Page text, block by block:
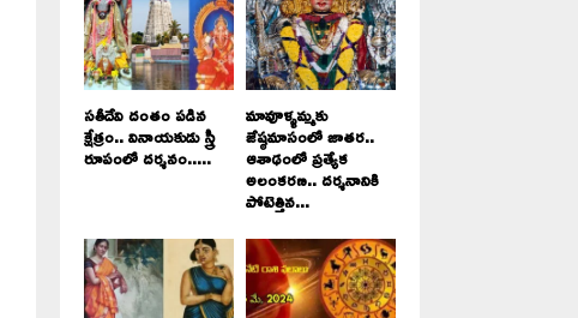
సతీదేవి దంతం పడిన
క్షేత్రం.. వినాయకుడు స్త్రీ
రూపంలో దర్శనం.....
మావూళ్ళమ్మకు
జేష్ఠమాసంలో జాతర..
ఆశాఢంలో ప్రత్యేక
అలంకరణ.. దర్శనానికి
పోటెత్తిన...